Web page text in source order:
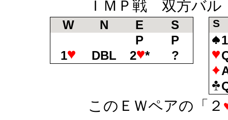
ＩＭＰ戦 双方バル
W N E
S
P
P
1
DBL 2 * ?
S
このＥＷペアの「２